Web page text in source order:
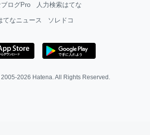
ログPro 人力検索はてな
てなニュース ソレドコ
2026 Hatena . All Rights Reserved.